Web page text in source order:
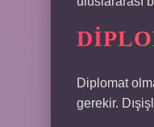
Diplomat
gerekir.